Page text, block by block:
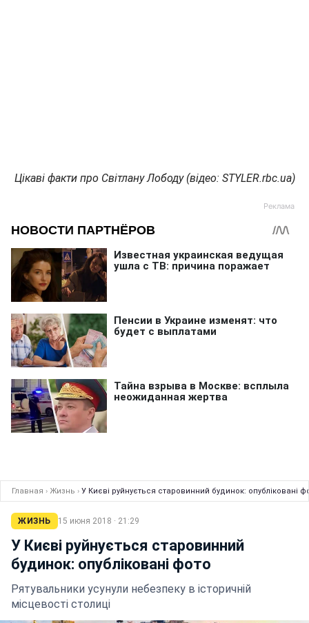
Цікаві факти про Світлану Лободу (відео: STYLER.rbc.ua)
Главная › Жизнь › У Києві руйнується старовинний будинок: опубліковані
ЖИЗНЬ 15 июня 2018 · 21:29
У Києві руйнується старовинний
будинок: опубліковані фото
Рятувальники усунули небезпеку в історичній
місцевості столиці